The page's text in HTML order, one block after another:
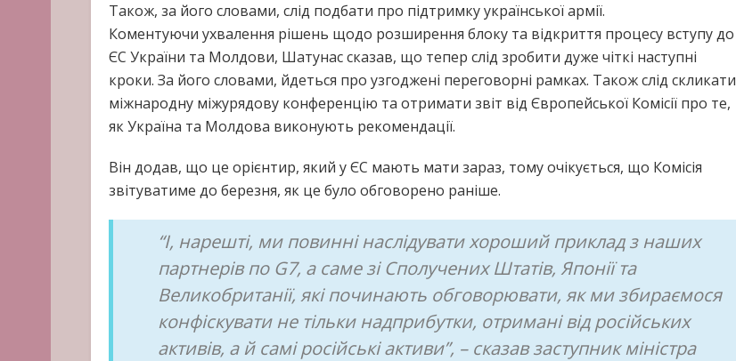
Також, за його словами, слід подбати про підтримку української армії.
Коментуючи ухвалення рішень щодо розширення блоку та відкриття процесу вступу до
ЄС України та Молдови, Шатунас сказав, що тепер слід зробити дуже чіткі наступні
кроки. За його словами, йдеться про узгоджені переговорні рамках. Також слід скликати
міжнародну міжурядову конференцію та отримати звіт від Європейської Комісії про те,
як Україна та Молдова виконують рекомендації.
Він додав, що це орієнтир, який у ЄС мають мати зараз, тому очікується, що Комісія
звітуватиме до березня, як це було обговорено раніше.
“І, нарешті, ми повинні наслідувати хороший приклад з наших
партнерів по G7, а саме зі Сполучених Штатів, Японії та
Великобританії, які починають обговорювати, як ми збираємося
конфіскувати не тільки надприбутки, отримані від російських
активів, а й самі російські активи”, – сказав заступник міністра